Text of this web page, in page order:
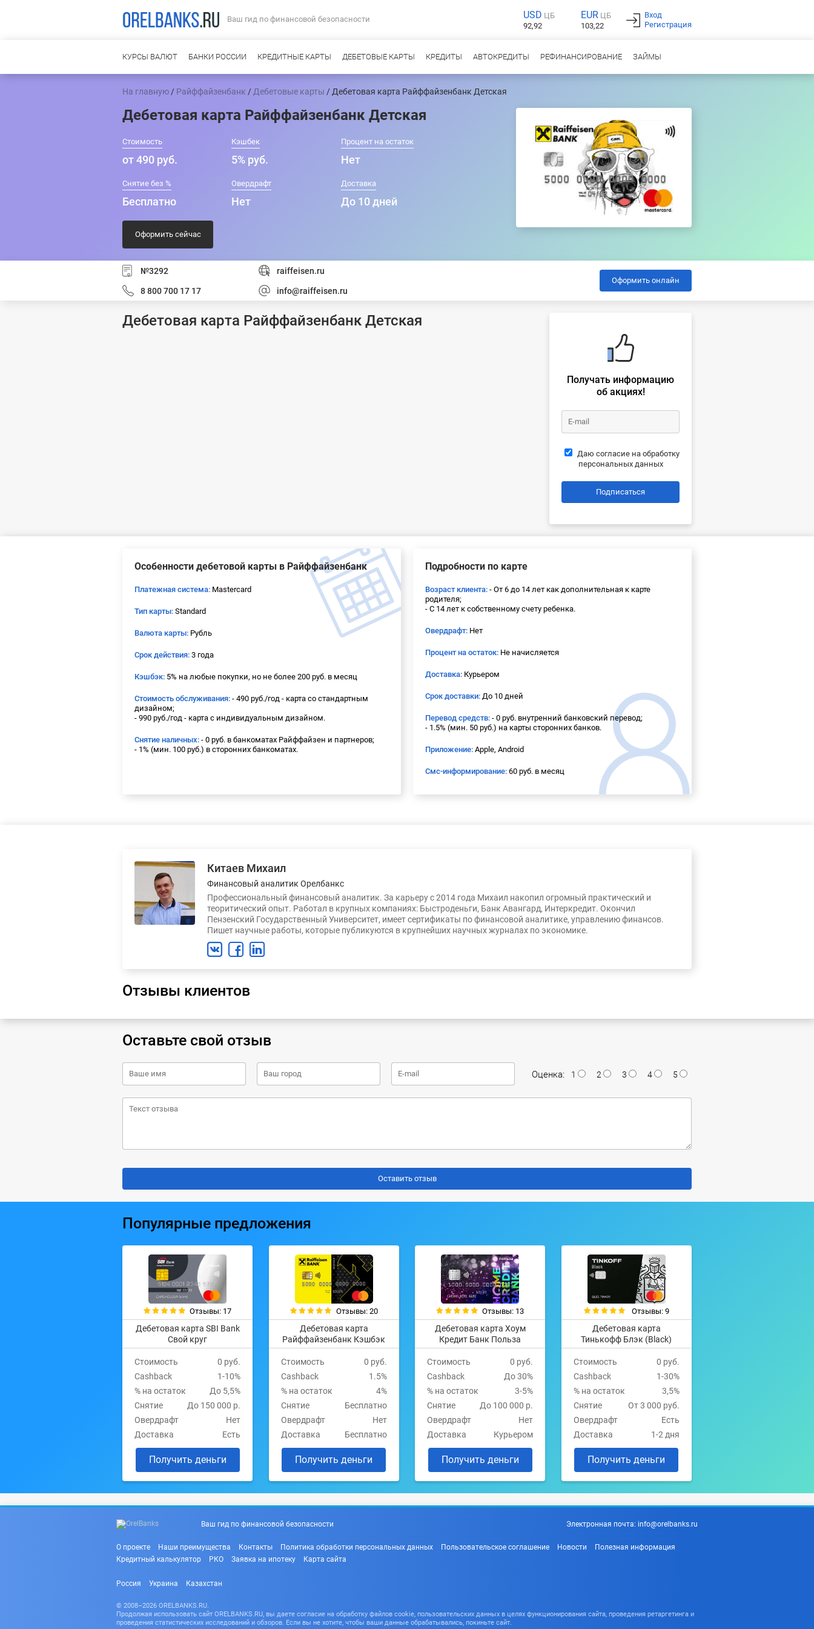
Ваш гид по финансовой безопасности USD ЦБ
92,92
EUR ЦБ
103,22
Вход
Регистрация
КУРСЫ ВАЛЮТ БАНКИ РОССИИ КРЕДИТНЫЕ КАРТЫ ДЕБЕТОВЫЕ КАРТЫ КРЕДИТЫ АВТОКРЕДИТЫ РЕФИНАНСИРОВАНИЕ ЗАЙМЫ
На главную / Райффайзенбанк / Дебетовые карты / Дебетовая карта Райффайзенбанк Детская
Дебетовая карта Райффайзенбанк Детская
Стоимость
от 490 руб.
Кэшбек
5% руб.
Процент на остаток
Нет
Снятие без %
Бесплатно
Овердрафт
Нет
Доставка
До 10 дней
Оформить сейчас
№3292 raiffeisen.ru
8 800 700 17 17 info@raiffeisen.ru
Оформить онлайн
Дебетовая карта Райффайзенбанк Детская
Получать информацию
об акциях!
Даю согласие на обработку
персональных данных
Подписаться
Особенности дебетовой карты в Райффайзенбанк
Платежная система: Mastercard
Тип карты: Standard
Валюта карты: Рубль
Срок действия: 3 года
Кэшбэк: 5% на любые покупки, но не более 200 руб. в месяц
Стоимость обслуживания: - 490 руб./год - карта со стандартным
дизайном;
- 990 руб./год - карта с индивидуальным дизайном.
Снятие наличных: - 0 руб. в банкоматах Райффайзен и партнеров;
- 1% (мин. 100 руб.) в сторонних банкоматах.
Подробности по карте
Возраст клиента: - От 6 до 14 лет как дополнительная к карте
родителя;
- С 14 лет к собственному счету ребенка.
Овердрафт: Нет
Процент на остаток: Не начисляется
Доставка: Курьером
Срок доставки: До 10 дней
Перевод средств: - 0 руб. внутренний банковский перевод;
- 1.5% (мин. 50 руб.) на карты сторонних банков.
Приложение: Apple, Android
Смс-информирование: 60 руб. в месяц
Китаев Михаил
Финансовый аналитик Орелбанкс
Профессиональный финансовый аналитик. За карьеру с 2014 года Михаил накопил огромный практический и
теоритический опыт. Работал в крупных компаниях: Быстроденьги, Банк Авангард, Интеркредит. Окончил
Пензенский Государственный Университет, имеет сертификаты по финансовой аналитике, управлению финансов.
Пишет научные работы, которые публикуются в крупнейших научных журналах по экономике.
Отзывы клиентов
Оставьте свой отзыв
Оценка: 1 2 3 4 5
Популярные предложения
Отзывы: 17
Дебетовая карта SBI Bank
Свой круг
Стоимость
0 руб.
Cashback
1-10%
% на остаток
До 5,5%
Снятие
До 150 000 р.
Овердрафт
Нет
Доставка
Есть
Получить деньги
Отзывы: 20
Дебетовая карта
Райффайзенбанк Кэшбэк
Стоимость
0 руб.
Cashback
1.5%
% на остаток
4%
Снятие
Бесплатно
Овердрафт
Нет
Доставка
Бесплатно
Получить деньги
Отзывы: 13
Дебетовая карта Хоум
Кредит Банк Польза
Стоимость
0 руб.
Cashback
До 30%
% на остаток
3-5%
Снятие
До 100 000 р.
Овердрафт
Нет
Доставка
Курьером
Получить деньги
Отзывы: 9
Дебетовая карта
Тинькофф Блэк (Black)
Стоимость
0 руб.
Cashback
1-30%
% на остаток
3,5%
Снятие
От 3 000 руб.
Овердрафт
Есть
Доставка
1-2 дня
Получить деньги
Ваш гид по финансовой безопасности Электронная почта: info@orelbanks.ru
О проекте Наши преимущества Контакты Политика обработки персональных данных Пользовательское соглашение Новости
Полезная информация
Кредитный калькулятор
РКО Заявка на ипотеку Карта сайта
Россия Украина Казахстан
© 2008–2026 ORELBANKS.RU.
Продолжая использовать сайт ORELBANKS.RU, вы даете согласие на обработку файлов cookie, пользовательских данных в целях функционирования сайта, проведения ретаргетинга и
проведения статистических исследований и обзоров. Если вы не хотите, чтобы ваши данные обрабатывались, покиньте сайт.